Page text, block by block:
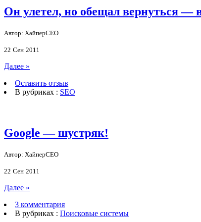
Он улетел, но обещал вернуться —
Автор: ХайперСЕО
22 Сен 2011
Далее »
Оставить отзыв
В рубриках : SEO
Google — шустряк!
Автор: ХайперСЕО
22 Сен 2011
Далее »
3 комментария
В рубриках : Поисковые системы